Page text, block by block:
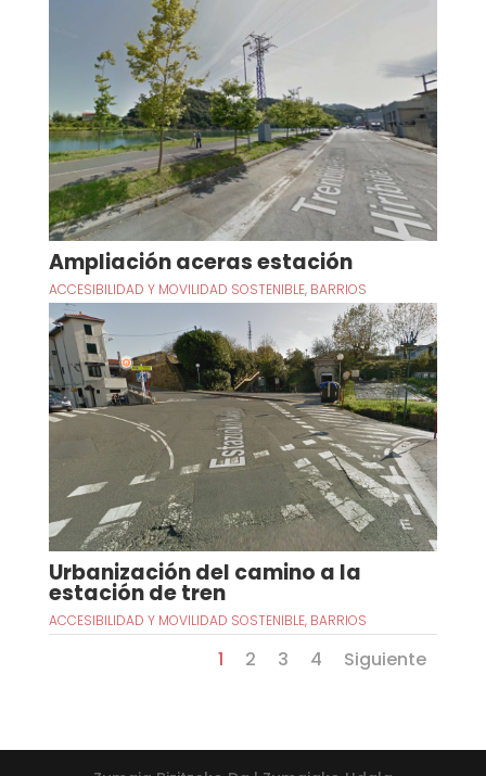
Ampliación aceras estación
ACCESIBILIDAD Y MOVILIDAD SOSTENIBLE, BARRIOS
Urbanización del camino a la
estación de tren
ACCESIBILIDAD Y MOVILIDAD SOSTENIBLE, BARRIOS
1 2 3 4 Siguiente